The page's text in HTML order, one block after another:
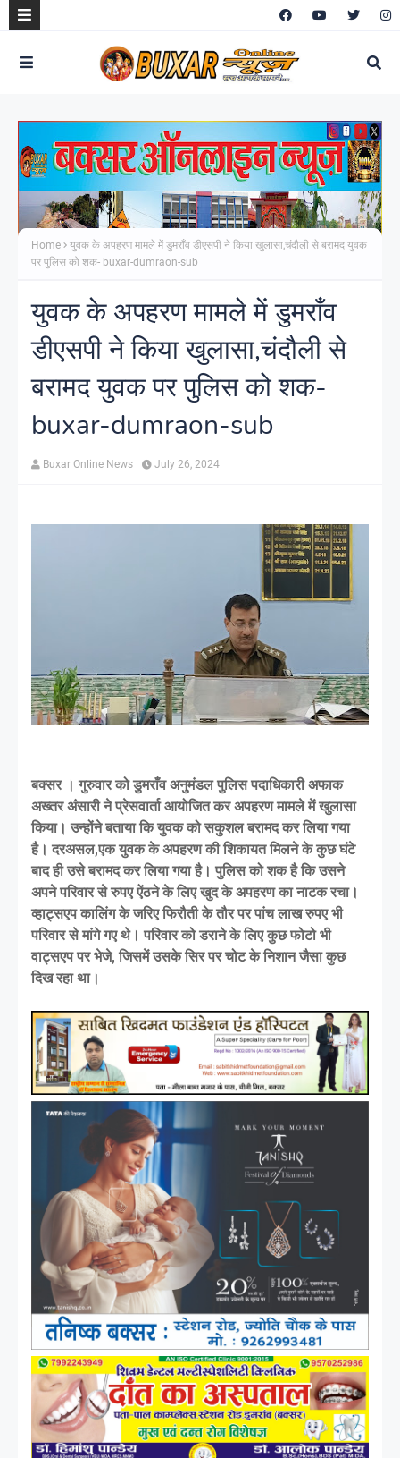
Home
युवक के अपहरण मामले में डुमराँव डीएसपी ने किया खुलासा,चंदौली से बरामद युवक
पर पुलिस को शक- buxar-dumraon-sub
युवक के अपहरण मामले में डुमराँव
डीएसपी ने किया खुलासा,चंदौली से
बरामद युवक पर पुलिस को शक-
buxar-dumraon-sub
Buxar Online News July 26, 2024
बक्सर । गुरुवार को डुमराँव अनुमंडल पुलिस पदाधिकारी अफाक
अख्तर अंसारी ने प्रेसवार्ता आयोजित कर अपहरण मामले में खुलासा
किया। उन्होंने बताया कि युवक को सकुशल बरामद कर लिया गया
है। दरअसल,एक युवक के अपहरण की शिकायत मिलने के कुछ घंटे
बाद ही उसे बरामद कर लिया गया है। पुलिस को शक है कि उसने
अपने परिवार से रुपए ऐंठने के लिए खुद के अपहरण का नाटक रचा।
व्हाट्सएप कालिंग के जरिए फिरौती के तौर पर पांच लाख रुपए भी
परिवार से मांगे गए थे। परिवार को डराने के लिए कुछ फोटो भी
वाट्सएप पर भेजे, जिसमें उसके सिर पर चोट के निशान जैसा कुछ
दिख रहा था।